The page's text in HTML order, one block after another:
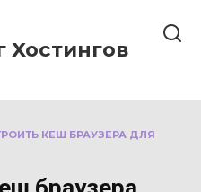
Хостингов
КЕШ БРАУЗЕРА ДЛЯ